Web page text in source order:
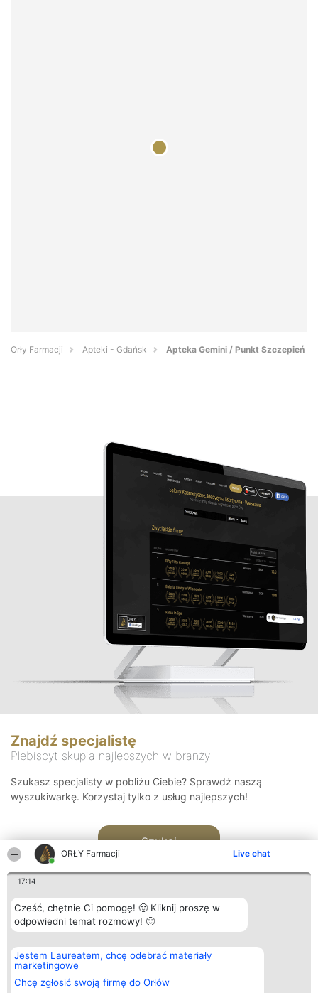
ORŁY Farmacji Live chat
17:14
Cześć, chętnie Ci pomogę! 🙂 Kliknij proszę w
odpowiedni temat rozmowy! 🙂
Jestem Laureatem, chcę odebrać materiały
marketingowe
Chcę zgłosić swoją firmę do Orłów
Orły Farmacji Apteki - Gdańsk Apteka Gemini / Punkt Szczepień
Znajdź specjalistę
Plebiscyt skupia najlepszych w branży
Szukasz specjalisty w pobliżu Ciebie? Sprawdź naszą
wyszukiwarkę. Korzystaj tylko z usług najlepszych!
Szukaj
Organizator plebiscytu
Bright Side Solutions sp. z o.
o. sp. k.
ul. Ruska 22
Wrocław 50-079
Plebiscyt
Laureaci
wszystkich
Laureatów
Kontakt
Kontakt